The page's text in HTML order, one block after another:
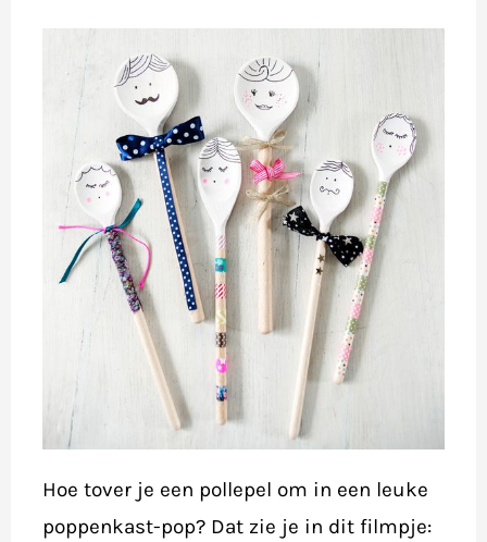
Hoe tover je een pollepel om in een leuke
poppenkast-pop? Dat zie je in dit filmpje: